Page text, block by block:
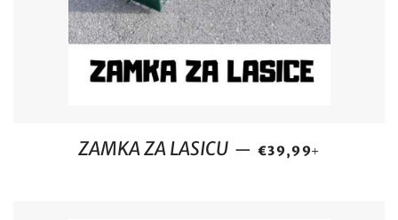
ZAMKA ZA LASICU — REDOVNA CIJENA
€39,99